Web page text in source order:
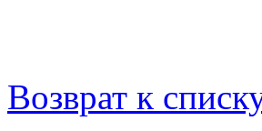
Возврат к